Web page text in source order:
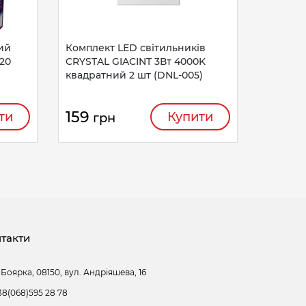
Комплект LED світильників
CRYSTAL GIACINT 3Вт 4000K
квадратний 2 шт (DNL-005)
159 грн Купити
08150, вул. Андріяшева, 16
28 78